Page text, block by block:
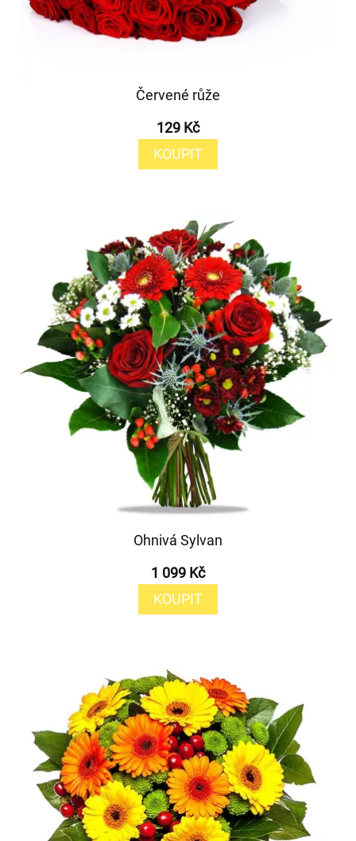
Červené růže
129 Kč
KOUPIT
Ohnivá Sylvan
1 099 Kč
KOUPIT